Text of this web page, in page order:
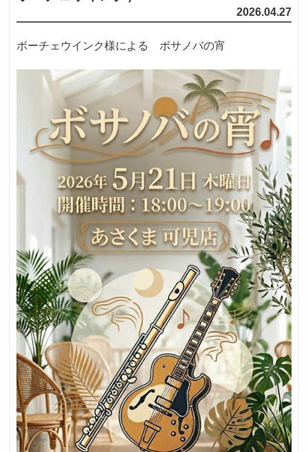
会社概要
IR情報
お問い合わせ
採用情報
採用トップ
新卒採用
中途採用
2026.04.27
ボーチェウインク様による ボサノバの宵